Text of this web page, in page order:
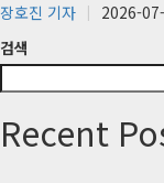
장호진 기자 2026-
검색
Recent